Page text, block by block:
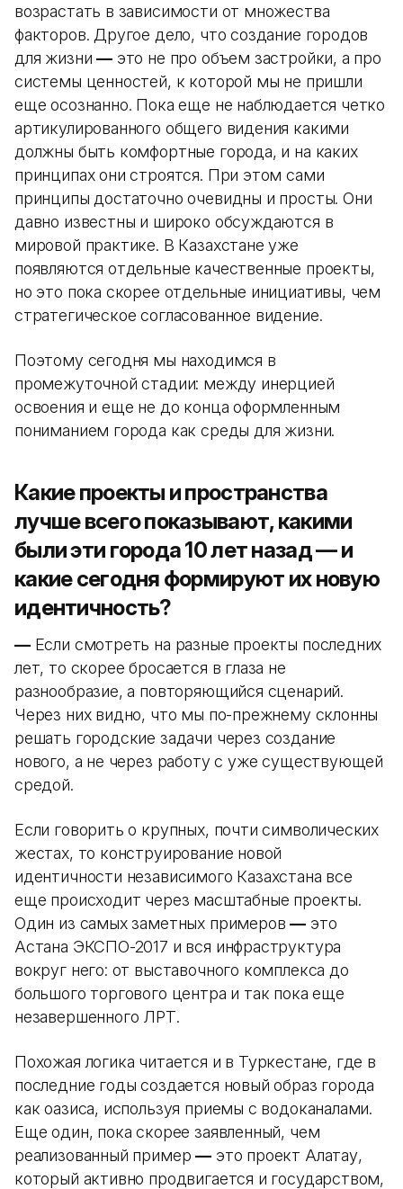
возрастать в зависимости от множества
факторов. Другое дело, что создание городов
для жизни— это не про объем застройки, а про
системы ценностей, к которой мы не пришли
еще осознанно. Пока еще не наблюдается четко
артикулированного общего видения какими
должны быть комфортные города, и на каких
принципах они строятся. При этом сами
принципы достаточно очевидны и просты. Они
давно известны и широко обсуждаются в
мировой практике. В Казахстане уже
появляются отдельные качественные проекты,
но это пока скорее отдельные инициативы, чем
стратегическое согласованное видение.
Поэтому сегодня мы находимся в
промежуточной стадии: между инерцией
освоения и еще не до конца оформленным
пониманием города как среды для жизни.
Какие проекты и пространства
лучше всего показывают, какими
были эти города 10 лет назад — и
какие сегодня формируют их новую
идентичность?
—Если смотреть на разные проекты последних
лет, то скорее бросается в глаза не
разнообразие, а повторяющийся сценарий.
Через них видно, что мы по-прежнему склонны
решать городские задачи через создание
нового, а не через работу с уже существующей
средой.
Если говорить о крупных, почти символических
жестах, то конструирование новой
идентичности независимого Казахстана все
еще происходит через масштабные проекты.
Один из самых заметных примеров— это
Астана ЭКСПО-2017 и вся инфраструктура
вокруг него: от выставочного комплекса до
большого торгового центра и так пока еще
незавершенного ЛРТ.
Похожая логика читается и в Туркестане, где в
последние годы создается новый образ города
как оазиса, используя приемы с водоканалами.
Еще один, пока скорее заявленный, чем
реализованный пример— это проект Алатау,
который активно продвигается и государством,